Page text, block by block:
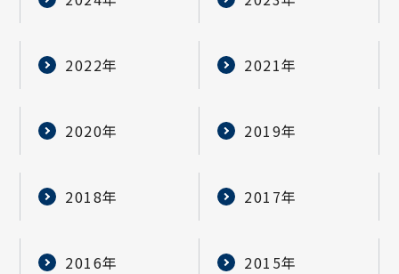
2022年 2021年
2020年 2019年
2018年 2017年
2016年 2015年